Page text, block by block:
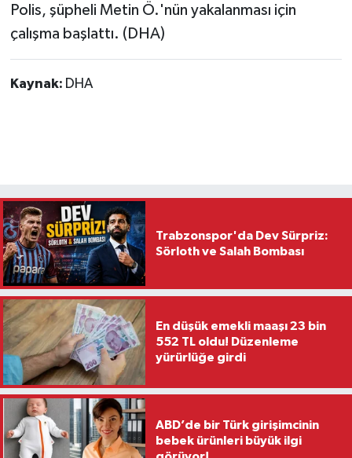
Polis, şüpheli Metin Ö.'nün yakalanması için
çalışma başlattı. (DHA)
Kaynak: DHA
Trabzonspor'da Dev Sürpriz:
Sörloth ve Salah Bombası
En düşük emekli maaşı 23 bin
552 TL oldu! Düzenleme
yürürlüğe girdi
ABD’de bir Türk girişimcinin
bebek ürünleri büyük ilgi